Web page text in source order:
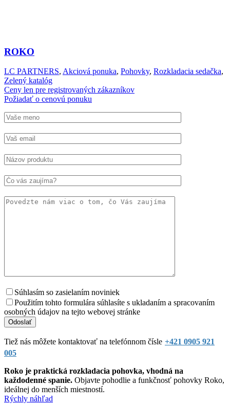
ROKO
LC PARTNERS, Akciová ponuka, Pohovky, Rozkladacia sedačka,
Zelený katalóg
Ceny len pre registrovaných zákazníkov
Požiadať o cenovú ponuku
Súhlasím so zasielaním noviniek
Použitím tohto formulára súhlasíte s ukladaním a spracovaním
osobných údajov na tejto webovej stránke
Tiež nás môžete kontaktovať na telefónnom čísle +421 0905 921
005
Roko je praktická rozkladacia pohovka, vhodná na
každodenné spanie. Objavte pohodlie a funkčnosť pohovky Roko,
ideálnej do menších miestností.
Rýchly náhľad